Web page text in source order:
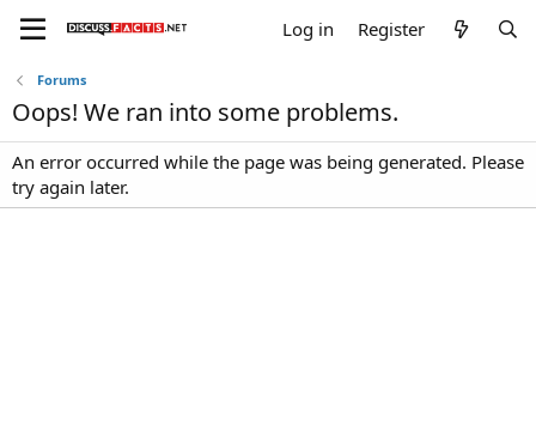
Log in Register
Forums
Oops! We ran into some problems.
An error occurred while the page was being generated. Please
try again later.